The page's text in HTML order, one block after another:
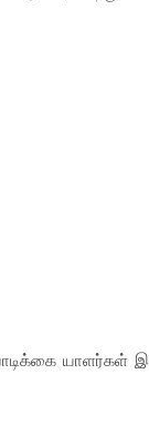
யாளர்கள்